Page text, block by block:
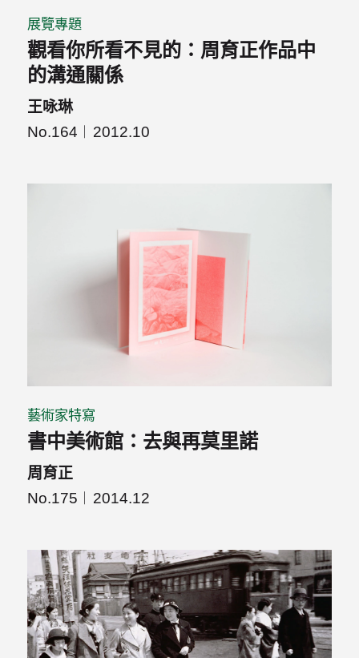
展覽專題
觀看你所看不見的：周育正作品中
的溝通關係
王咏琳
No.164
2012.10
藝術家特寫
書中美術館：去與再莫里諾
周育正
No.175
2014.12